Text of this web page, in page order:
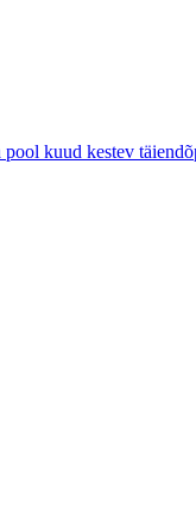
kuud kestev